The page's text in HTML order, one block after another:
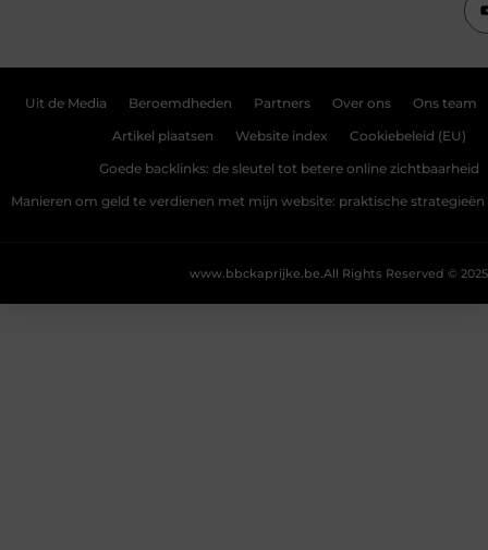
Uit de Media Beroemdheden Partners Over ons Ons team
Artikel plaatsen Website index Cookiebeleid (EU)
Goede backlinks: de sleutel tot betere online zichtbaarheid
Manieren om geld te verdienen met mijn website: praktische strategieën
All Rights Reserved © 2025
www.bbckaprijke.be.